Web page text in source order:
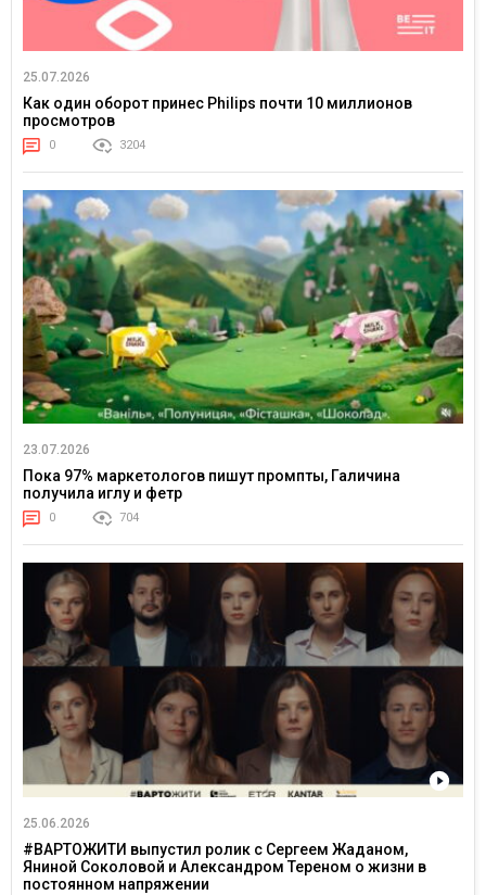
25.07.2026
Как один оборот принес Philips почти 10 миллионов
просмотров
0 3204
23.07.2026
Пока 97% маркетологов пишут промпты, Галичина
получила иглу и фетр
0 704
25.06.2026
#ВАРТОЖИТИ выпустил ролик с Сергеем Жаданом,
Яниной Соколовой и Александром Тереном о жизни в
постоянном напряжении